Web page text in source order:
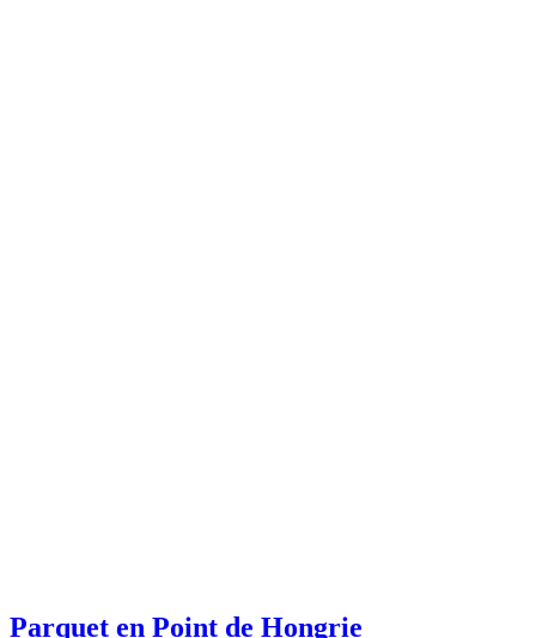
Parquet en Point de Hongrie